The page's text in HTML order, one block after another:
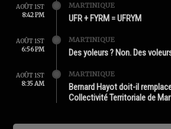
AOÛT 1ST
8:42 PM
MARTINIQUE
UFR + FYRM = UFRYM
AOÛT 1ST
6:56 PM
MARTINIQUE
Des yoleurs ? Non. Des
AOÛT 1ST
8:35 AM
MARTINIQUE
Bernard Hayot doit-il
Collectivité Territoriale de